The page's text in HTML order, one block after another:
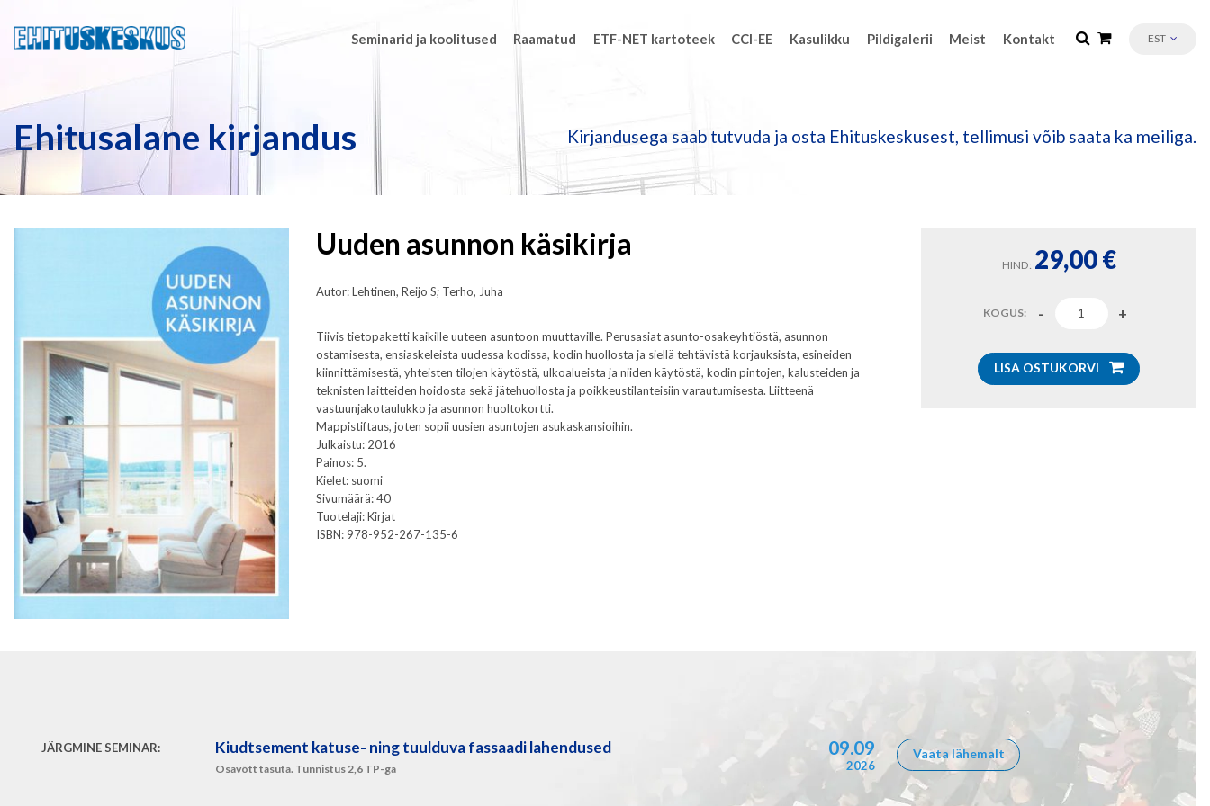
Seminarid ja koolitused Raamatud ETF-NET kartoteek CCI-EE Kasulikku Pildigalerii Meist Kontakt EST
Ehitusalane kirjandus Kirjandusega saab tutvuda ja osta Ehituskeskusest, tellimusi võib saata ka meiliga.
Uuden asunnon käsikirja
Autor: Lehtinen, Reijo S; Terho, Juha
Tiivis tietopaketti kaikille uuteen asuntoon muuttaville. Perusasiat asunto-osakeyhtiöstä, asunnon
ostamisesta, ensiaskeleista uudessa kodissa, kodin huollosta ja siellä tehtävistä korjauksista, esineiden
kiinnittämisestä, yhteisten tilojen käytöstä, ulkoalueista ja niiden käytöstä, kodin pintojen, kalusteiden ja
teknisten laitteiden hoidosta sekä jätehuollosta ja poikkeustilanteisiin varautumisesta. Liitteenä
vastuunjakotaulukko ja asunnon huoltokortti.
Mappistiftaus, joten sopii uusien asuntojen asukaskansioihin.
Julkaistu: 2016
Painos: 5.
Kielet: suomi
Sivumäärä: 40
Tuotelaji: Kirjat
ISBN: 978-952-267-135-6
HIND: 29,00€
KOGUS:
LISA OSTUKORVI
JÄRGMINE SEMINAR: Kiudtsement katuse- ning tuulduva fassaadi lahendused
Osavõtt tasuta. Tunnistus 2,6 TP-ga
09.09
2026
Vaata lähemalt